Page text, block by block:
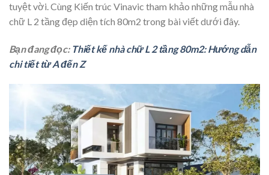
tuyệt vời. Cùng Kiến trúc Vinavic tham khảo những mẫu nhà
chữ L 2 tầng đẹp diện tích 80m2 trong bài viết dưới đây.
Bạn đang đọc: Thiết kế nhà chữ L 2 tầng 80m2: Hướng dẫn
chi tiết từ A đến Z